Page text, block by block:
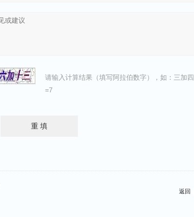
请输入计算结果（填写阿拉伯数字），如：三加四
=7
返回